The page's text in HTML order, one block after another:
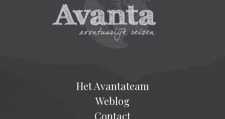
Het Avantateam
Weblog
Contact